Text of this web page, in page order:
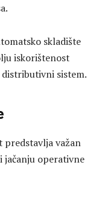
skladište
iskorištenost
sistem.
predstavlja važan
jačanju operativne